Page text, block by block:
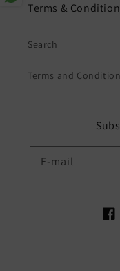
Terms &
Search
Terms and
E-mail